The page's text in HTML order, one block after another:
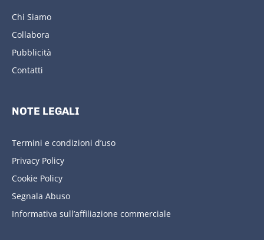
Chi Siamo
Collabora
Pubblicità
Contatti
NOTE LEGALI
Termini e condizioni d’uso
Privacy Policy
Cookie Policy
Segnala Abuso
Informativa sull’affiliazione commerciale